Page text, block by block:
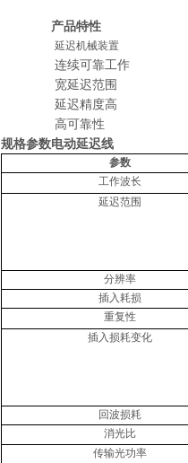
产品特性
延迟机械
连续可靠工作
宽延迟范围
延迟精度高
高可靠性
规格参数电动延迟线
参数
工作波长
延迟范围
分辨率
插入耗损
重复性
插入损耗变化
回波损耗
消光比
传输光功率